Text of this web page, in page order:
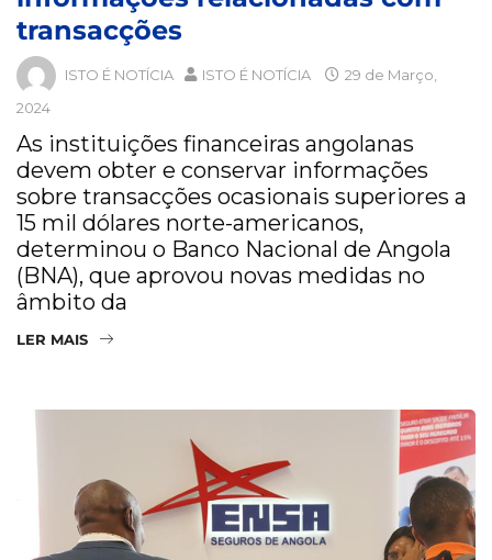
transacções
ISTO É NOTÍCIA ISTO É NOTÍCIA
29 de Março,
2024
As instituições financeiras angolanas
devem obter e conservar informações
sobre transacções ocasionais superiores a
15 mil dólares norte-americanos,
determinou o Banco Nacional de Angola
(BNA), que aprovou novas medidas no
âmbito da
LER MAIS